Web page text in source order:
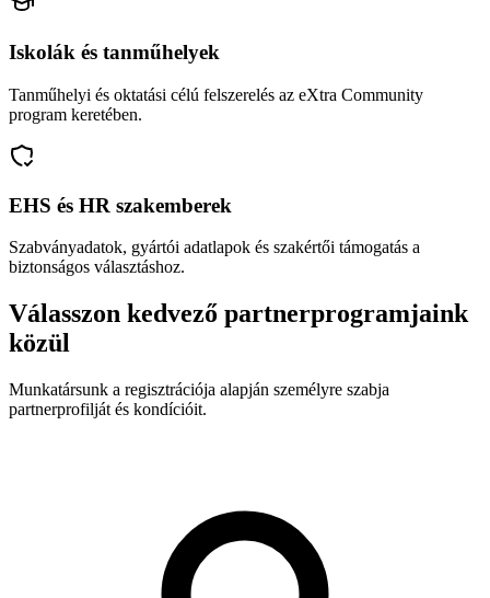
Iskolák és tanműhelyek
Tanműhelyi és oktatási célú felszerelés az eXtra Community
program keretében.
EHS és HR szakemberek
Szabványadatok, gyártói adatlapok és szakértői támogatás a
biztonságos választáshoz.
Válasszon kedvező partnerprogramjaink
közül
Munkatársunk a regisztrációja alapján személyre szabja
partnerprofilját és kondícióit.